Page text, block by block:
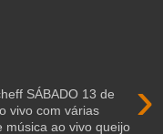
›
SÁBADO 13 de
vivo com várias
música ao vivo queijo